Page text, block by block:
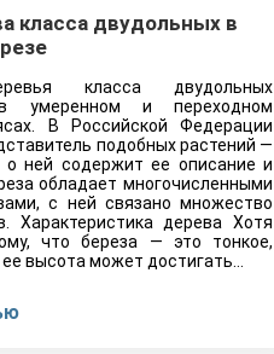
класса двудольных в
класса двудольных
в умеренном и переходном
В Российской Федерации
подобных растений —
о ней содержит ее описание и
обладает многочисленными
с ней связано множество
Характеристика дерева Хотя
что береза — это тонкое,
высота может достигать…